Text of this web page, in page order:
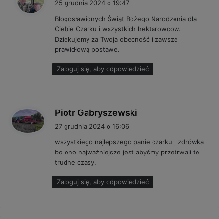
z
e
:
25 grudnia 2024 o 19:47
Błogosławionych Świąt Bożego Narodzenia dla
Ciebie Czarku i wszystkich hektarowcow.
Dziekujemy za Twoja obecność i zawsze
prawidłową postawe.
Zaloguj się, aby odpowiedzieć
Piotr Gabryszewski
z
e
27 grudnia 2024 o 16:06
wszystkiego najlepszego panie czarku , zdrówka
bo ono najważniejsze jest abyśmy przetrwali te
trudne czasy.
Zaloguj się, aby odpowiedzieć